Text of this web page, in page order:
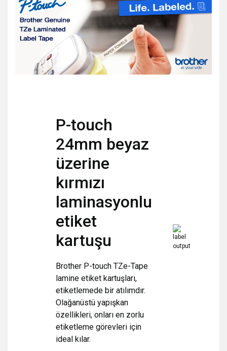
P-touch
24mm beyaz
üzerine
kırmızı
laminasyonlu
etiket
kartuşu
Brother P-touch TZe-Tape
lamine etiket kartuşları,
etiketlemede bir atılımdır.
Olağanüstü yapışkan
özellikleri, onları en zorlu
etiketleme görevleri için
ideal kılar.